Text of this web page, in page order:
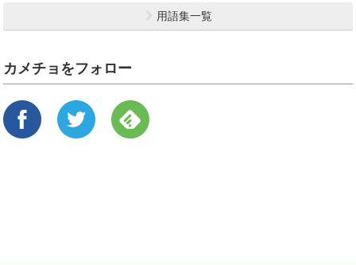
用語集一覧
カメチョをフォロー